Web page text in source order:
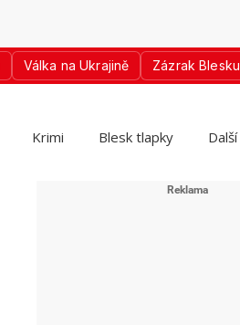
Válka na Ukrajině Zázrak Blesku
Krimi Blesk tlapky Další